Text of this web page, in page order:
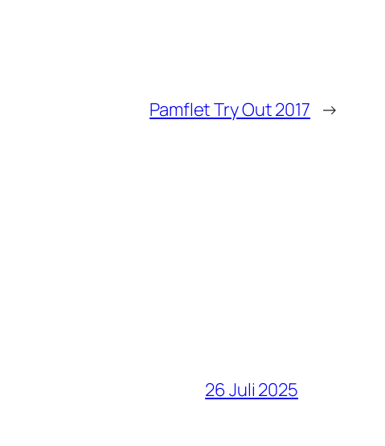
Pamflet Try Out 2017 →
26 Juli 2025